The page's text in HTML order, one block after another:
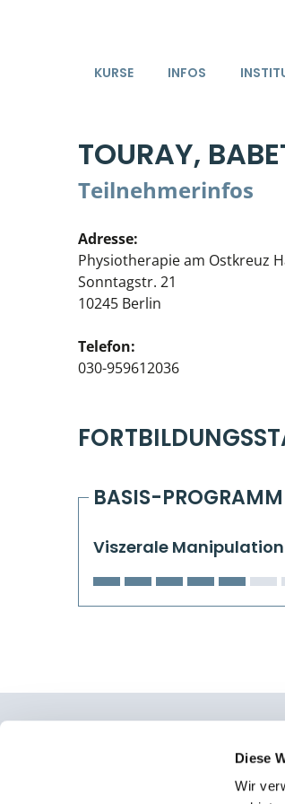
Diese
Wir
KURSE INFOS
TOURAY,
Teilnehmerinfos
Adresse:
Physiotherapie am Ostkreuz
Sonntagstr. 21
10245 Berlin
Telefon:
030-959612036
BASIS-PROGRAMM
Viszerale Manipulation
Konrad-Adenauer-Straße 6